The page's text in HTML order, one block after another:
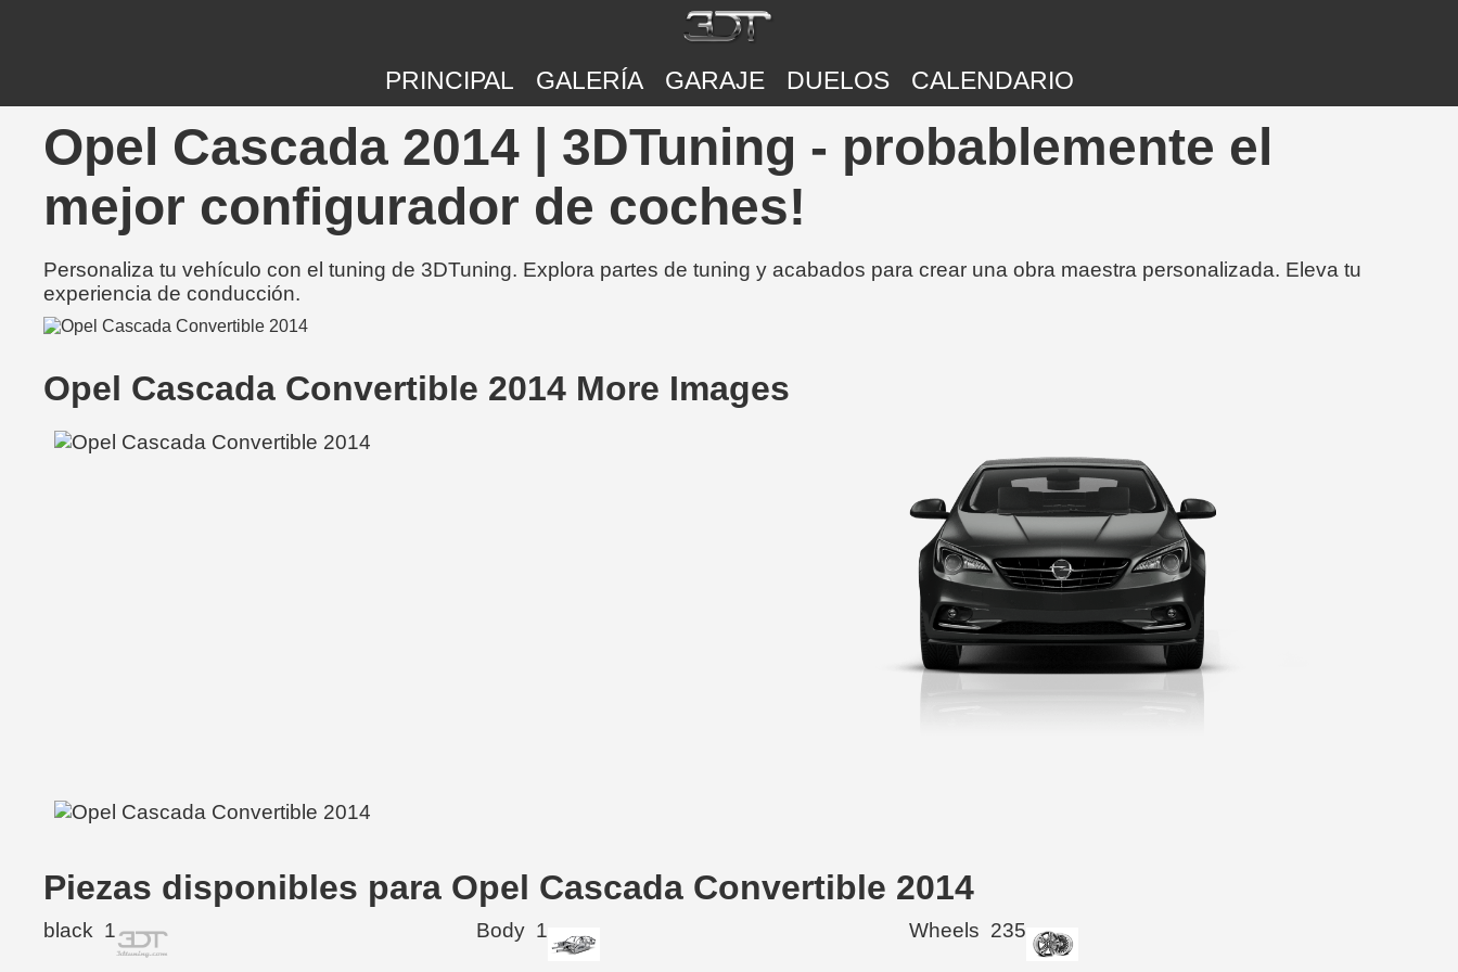
PRINCIPAL GALERÍA GARAJE DUELOS CALENDARIO
Opel Cascada 2014 | 3DTuning - probablemente el
mejor configurador de coches!
Personaliza tu vehículo con el tuning de 3DTuning. Explora partes de tuning y acabados para crear una obra maestra personalizada. Eleva tu
experiencia de conducción.
Opel Cascada Convertible 2014 More Images
Piezas disponibles para Opel Cascada Convertible 2014
black 1 Body 1 Wheels 235